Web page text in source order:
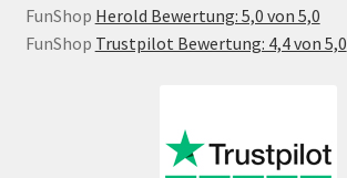
FunShop Herold Bewertung: 5,0 von 5,0
FunShop Trustpilot Bewertung: 4,4 von 5,0